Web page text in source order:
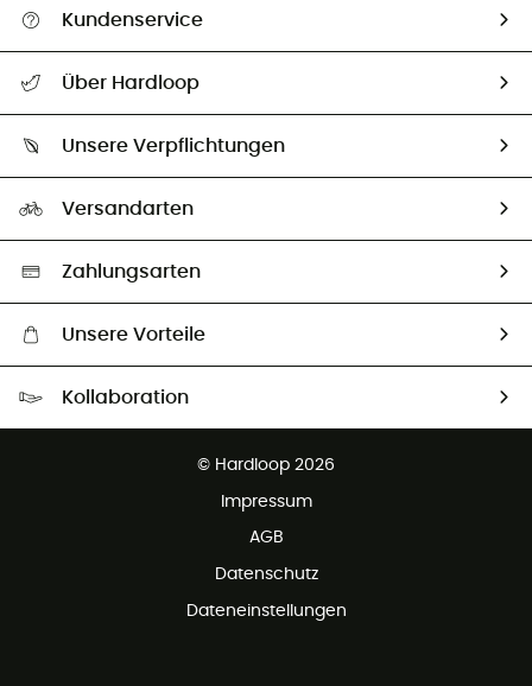
Kundenservice
Größentabelle
Über Hardloop
Unsere Botschafter
Unsere Verpflichtungen
Auswahl an nachhaltigen Produkten
Versandarten
Zahlungsarten
Unsere Vorteile
Kollaboration
© Hardloop 2026
Impressum
AGB
Datenschutz
Dateneinstellungen